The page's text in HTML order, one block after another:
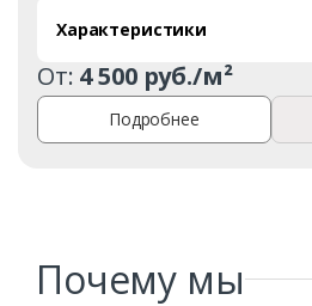
Характеристики
От: 4 500 руб./м²
Подробнее
Почему мы